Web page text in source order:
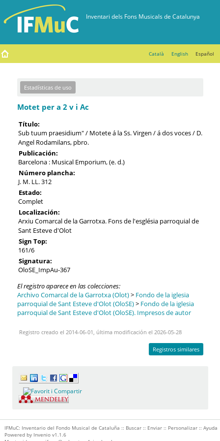
Català English Español
Estadísticas de uso
Motet per a 2 v i Ac
Título:
Sub tuum praesidium" / Motete á la Ss. Virgen / á dos voces / D.
Angel Rodamilans, pbro.
Publicación:
Barcelona : Musical Emporium, (e. d.)
Número plancha:
J. M. LL. 312
Estado:
Complet
Localización:
Arxiu Comarcal de la Garrotxa. Fons de l'església parroquial de
Sant Esteve d'Olot
Sign Top:
161/6
Signatura:
OloSE_ImpAu-367
El registro aparece en las colecciones:
Archivo Comarcal de la Garrotxa (Olot)> Fondo de la iglesia
parroquial de Sant Esteve d'Olot (OloSE)> Fondo de la iglesia
parroquial de Sant Esteve d'Olot (OloSE). Impresos de autor
Registro creado el 2014-06-01, última modificación el 2026-05-28
Registros similares
IFMuC: Inventario del Fondo Musical de Cataluña :: Buscar:: Enviar:: Personalizar:: Ayuda
Powered by Inveniov1.1.6